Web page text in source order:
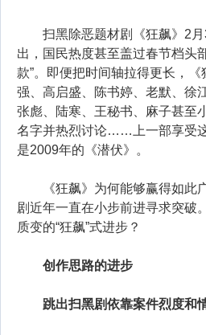
扫黑除恶题材剧《狂飙》2月3
出，国民热度甚至盖过春节档头
款”。即便把时间轴拉得更长，
强、高启盛、陈书婷、老默、徐
张彪、陆寒、王秘书、麻子甚至
名字并热烈讨论……上一部享受
是2009年的《潜伏》。
《狂飙》为何能够赢得如此广
剧近年一直在小步前进寻求突破
质变的“狂飙”式进步？
创作思路的进步
跳出扫黑剧依靠案件烈度和